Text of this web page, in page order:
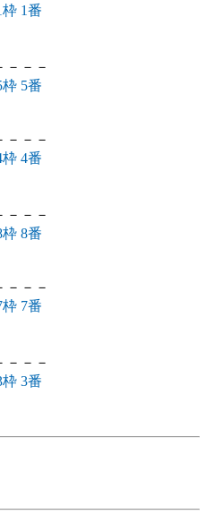
1番
－－－
5番
－－－
枠 4番
－－－
8番
－－－
枠 7番
－－－
3番